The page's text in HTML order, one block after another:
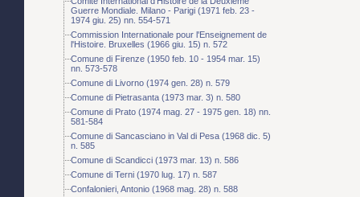
Guerre Mondiale. Milano - Parigi (1971 feb. 23 -
1974 giu. 25) nn. 554-571
Commission Internationale pour l'Enseignement de
l'Histoire. Bruxelles (1966 giu. 15) n. 572
Comune di Firenze (1950 feb. 10 - 1954 mar. 15)
nn. 573-578
Comune di Livorno (1974 gen. 28) n. 579
Comune di Pietrasanta (1973 mar. 3) n. 580
Comune di Prato (1974 mag. 27 - 1975 gen. 18) nn.
581-584
Comune di Sancasciano in Val di Pesa (1968 dic. 5)
n. 585
Comune di Scandicci (1973 mar. 13) n. 586
Comune di Terni (1970 lug. 17) n. 587
Confalonieri, Antonio (1968 mag. 28) n. 588